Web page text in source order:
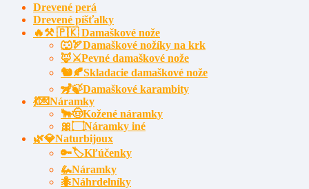
Drevené perá
Drevené píšťalky
🔥⚒️ 🇵🇰 Damaškové nože
🐺🏹Damaškové nožíky na krk
🦊⚔️Pevné damaškové nože
🐿️🍂Skladacie damaškové nože
🦨🍃Damaškové karambity
💃💌Náramky
🐂🤠Kožené náramky
🎀۝Náramky iné
🌿💎Naturbijoux
🔑🏷️Kľúčenky
🦗Náramky
🐜Náhrdelníky